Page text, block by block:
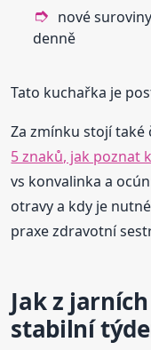
nové
denně
Tato kuchařka je
Za zmínku stojí také
5 znaků, jak poznat
vs konvalinka a
otravy a kdy je
praxe zdravotní
Jak z
stabilní